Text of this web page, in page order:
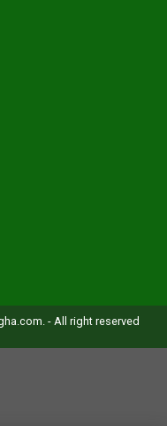
- All right reserved